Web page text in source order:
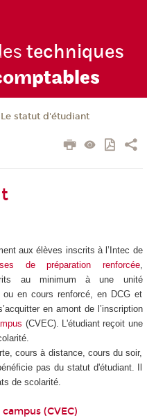
techniques
ptables
Le statut d'étudiant
aux élèves inscrits à l’Intec de
de préparation renforcée,
au minimum à une unité
en cours renforcé, en DCG et
en amont de l’inscription
(CVEC). L'étudiant reçoit une
cours à distance, cours du soir,
pas du statut d'étudiant. Il
de scolarité.
(CVEC)